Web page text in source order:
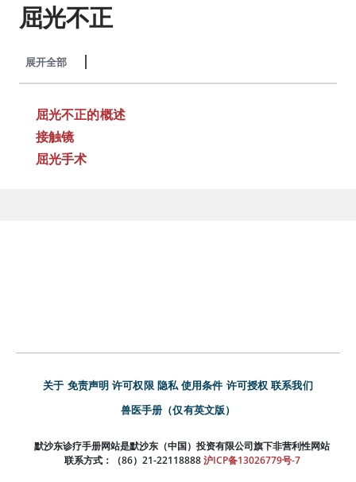
屈光不正
展开全部
屈光不正的概述
接触镜
屈光手术
关于 免责声明 许可权限 隐私 使用条件 许可授权 联系我们
兽医手册（仅有英文版）
默沙东诊疗手册网站是默沙东（中国）投资有限公司旗下非营利性网站
联系方式：（86）21-22118888 沪ICP备13026779号-7